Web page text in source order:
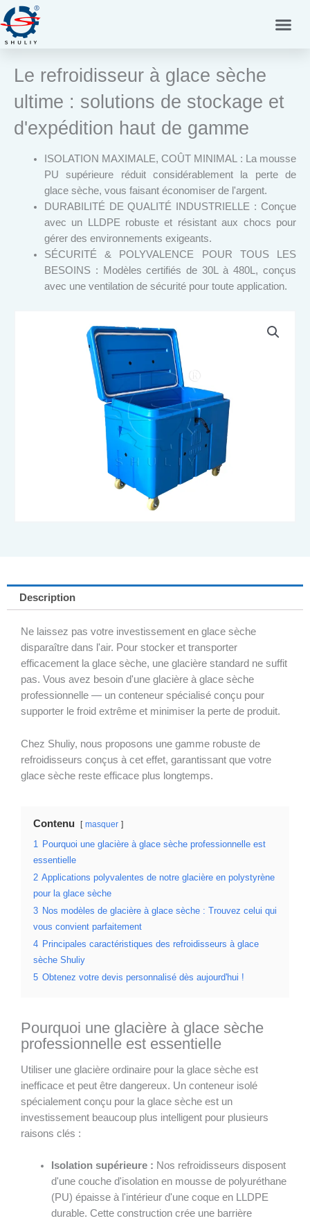
Aller
au
contenu
Le refroidisseur à glace sèche
ultime : solutions de stockage et
d'expédition haut de gamme
ISOLATION MAXIMALE, COÛT MINIMAL : La mousse
PU supérieure réduit considérablement la perte de
glace sèche, vous faisant économiser de l'argent.
DURABILITÉ DE QUALITÉ INDUSTRIELLE : Conçue
avec un LLDPE robuste et résistant aux chocs pour
gérer des environnements exigeants.
SÉCURITÉ & POLYVALENCE POUR TOUS LES
BESOINS : Modèles certifiés de 30L à 480L, conçus
avec une ventilation de sécurité pour toute application.
Description
Ne laissez pas votre investissement en glace sèche
disparaître dans l'air. Pour stocker et transporter
efficacement la glace sèche, une glacière standard ne suffit
pas. Vous avez besoin d'une glacière à glace sèche
professionnelle — un conteneur spécialisé conçu pour
supporter le froid extrême et minimiser la perte de produit.
Chez Shuliy, nous proposons une gamme robuste de
refroidisseurs conçus à cet effet, garantissant que votre
glace sèche reste efficace plus longtemps.
Contenu masquer
1 Pourquoi une glacière à glace sèche professionnelle est
essentielle
2 Applications polyvalentes de notre glacière en polystyrène
pour la glace sèche
3 Nos modèles de glacière à glace sèche : Trouvez celui qui
vous convient parfaitement
4 Principales caractéristiques des refroidisseurs à glace
sèche Shuliy
5 Obtenez votre devis personnalisé dès aujourd'hui !
Pourquoi une glacière à glace sèche
professionnelle est essentielle
Utiliser une glacière ordinaire pour la glace sèche est
inefficace et peut être dangereux. Un conteneur isolé
spécialement conçu pour la glace sèche est un
investissement beaucoup plus intelligent pour plusieurs
raisons clés :
Isolation supérieure : Nos refroidisseurs disposent
d'une couche d'isolation en mousse de polyuréthane
(PU) épaisse à l'intérieur d'une coque en LLDPE
durable. Cette construction crée une barrière